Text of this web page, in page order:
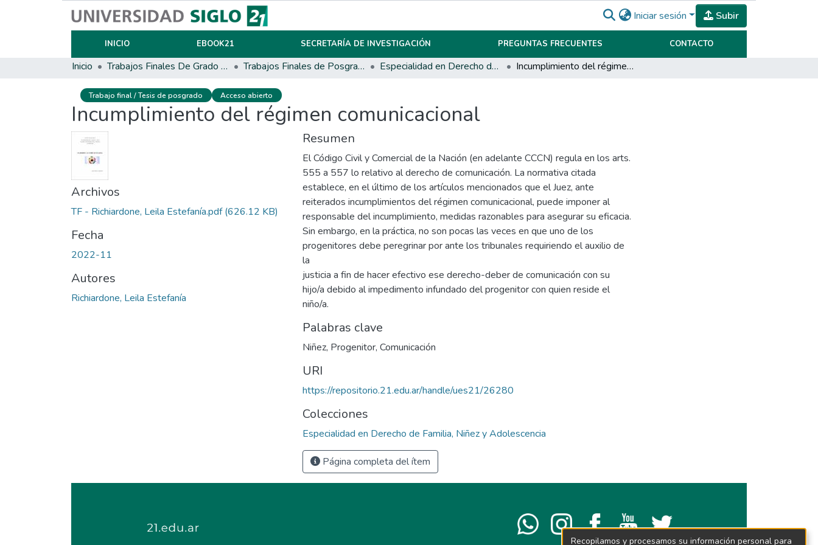
Iniciar sesión Subir
INICIO EBOOK21 SECRETARÍA DE INVESTIGACIÓN PREGUNTAS FRECUENTES CONTACTO
Inicio Trabajos Finales De Grado Y Posgrado Trabajos Finales de Posgrados y Maestrías Especialidad en Derecho de Familia, Niñez y Adolescencia Incumplimiento del régimen comunicacional
Trabajo final / Tesis de posgrado Acceso abierto
Incumplimiento del régimen comunicacional
Archivos
TF - Richiardone, Leila Estefanía.pdf(626.12 KB)
Fecha
2022-11
Autores
Richiardone, Leila Estefanía
Resumen
El Código Civil y Comercial de la Nación (en adelante CCCN) regula en los arts.
555 a 557 lo relativo al derecho de comunicación. La normativa citada
establece, en el último de los artículos mencionados que el Juez, ante
reiterados incumplimientos del régimen comunicacional, puede imponer al
responsable del incumplimiento, medidas razonables para asegurar su eficacia.
Sin embargo, en la práctica, no son pocas las veces en que uno de los
progenitores debe peregrinar por ante los tribunales requiriendo el auxilio de
la
justicia a fin de hacer efectivo ese derecho-deber de comunicación con su
hijo/a debido al impedimento infundado del progenitor con quien reside el
niño/a.
Palabras clave
Niñez, Progenitor, Comunicación
URI
https://repositorio.21.edu.ar/handle/ues21/26280
Colecciones
Especialidad en Derecho de Familia, Niñez y Adolescencia
Página completa del ítem
Recopilamos y procesamos su información personal para